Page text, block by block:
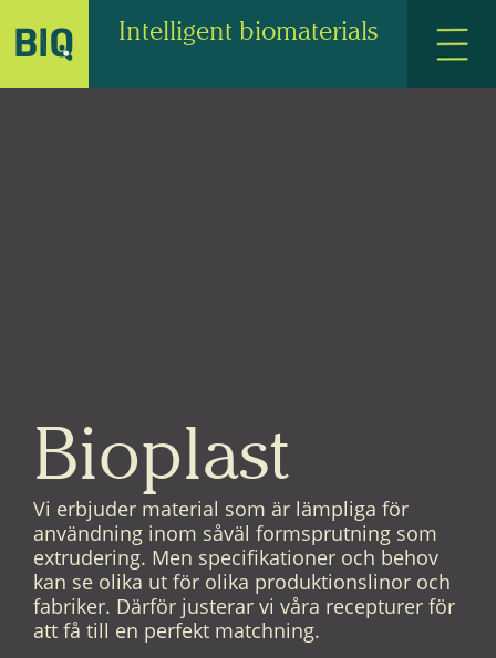
Intelligent biomaterials
Bioplast
Vi erbjuder material som är lämpliga för
användning inom såväl formsprutning som
extrudering. Men specifikationer och behov
kan se olika ut för olika produktionslinor och
fabriker. Därför justerar vi våra recepturer för
att få till en perfekt matchning.